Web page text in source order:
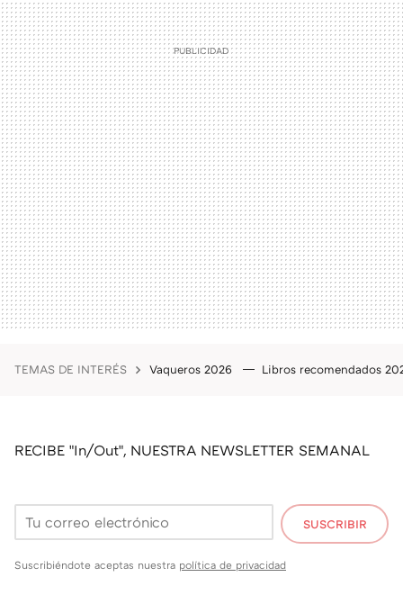
TEMAS DE INTERÉS Vaqueros 2026 Libros recomendados
RECIBE "In/Out", NUESTRA NEWSLETTER SEMANAL
SUSCRIBIR
Suscribiéndote aceptas nuestra política de privacidad